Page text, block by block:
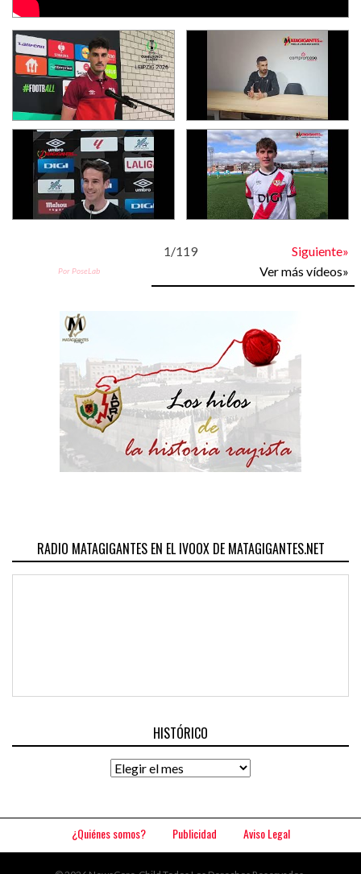
1/119 Siguiente»
Por PoseLab Ver más vídeos»
RADIO MATAGIGANTES EN EL IVOOX DE MATAGIGANTES.NET
HISTÓRICO
Histórico
¿Quiénes somos? Publicidad Aviso Legal